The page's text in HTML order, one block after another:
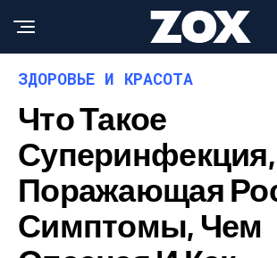
ЗДОРОВЬЕ И КРАСОТА
Что Такое
Суперинфекция,
Поражающая
Симптомы, Чем